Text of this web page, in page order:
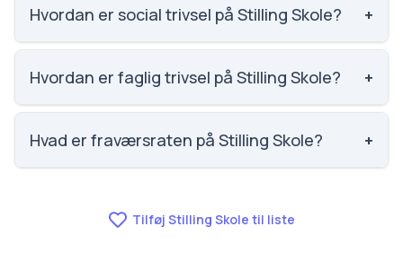
2610. Adresse: Stilling Skole Gramvej 10 Stilling, 8660
Hvordan er social trivsel på Stilling Skole? +
Social trivsel på Stilling Skole er 4 ud af 5, nummer
520 ud af 3143 skoler. Scoren er baseret på
Hvordan er faglig trivsel på Stilling Skole? +
Faglig trivsel på Stilling Skole er 3.6 ud af 5, nummer
671 ud af 3143 skoler. Scoren er baseret på
Hvad er fraværsraten på Stilling Skole? +
Tilføj Stilling Skole til liste